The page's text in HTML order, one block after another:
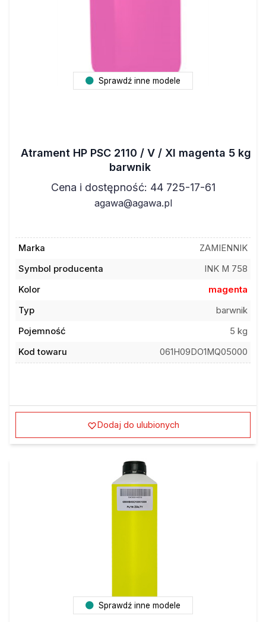
Sprawdź inne modele
Atrament HP PSC 2110 / V / XI magenta 5 kg
barwnik
Cena i dostępność: 44 725-17-61
agawa@agawa.pl
Marka
ZAMIENNIK
Symbol producenta
INK M 758
Kolor
magenta
Typ
barwnik
Pojemność
5 kg
Kod towaru
061H09DO1MQ05000
Dodaj do ulubionych
Sprawdź inne modele